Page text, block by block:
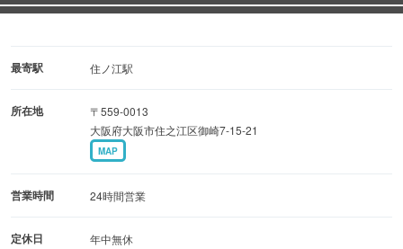
最寄駅 住ノ江駅
所在地
〒559-0013
大阪府大阪市住之江区御崎7-15-21
MAP
営業時間 24時間営業
定休日 年中無休